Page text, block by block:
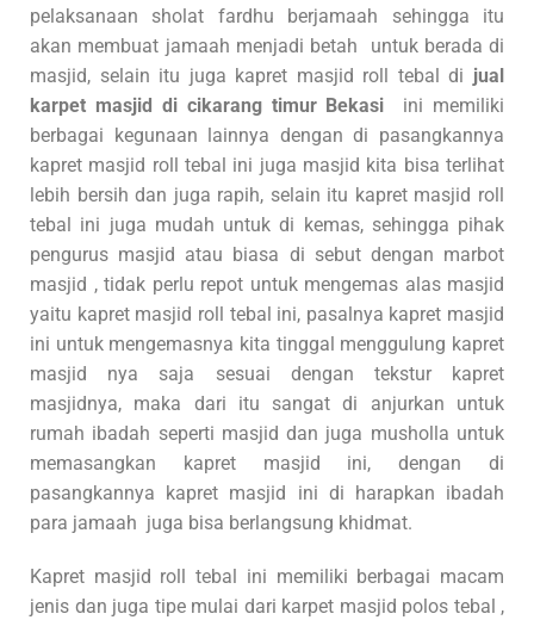
pelaksanaan sholat fardhu berjamaah sehingga itu
akan membuat jamaah menjadi betah untuk berada di
masjid, selain itu juga kapret masjid roll tebal di jual
karpet masjid di cikarang timur Bekasi ini memiliki
berbagai kegunaan lainnya dengan di pasangkannya
kapret masjid roll tebal ini juga masjid kita bisa terlihat
lebih bersih dan juga rapih, selain itu kapret masjid roll
tebal ini juga mudah untuk di kemas, sehingga pihak
pengurus masjid atau biasa di sebut dengan marbot
masjid , tidak perlu repot untuk mengemas alas masjid
yaitu kapret masjid roll tebal ini, pasalnya kapret masjid
ini untuk mengemasnya kita tinggal menggulung kapret
masjid nya saja sesuai dengan tekstur kapret
masjidnya, maka dari itu sangat di anjurkan untuk
rumah ibadah seperti masjid dan juga musholla untuk
memasangkan kapret masjid ini, dengan di
pasangkannya kapret masjid ini di harapkan ibadah
para jamaah juga bisa berlangsung khidmat.
Kapret masjid roll tebal ini memiliki berbagai macam
jenis dan juga tipe mulai dari karpet masjid polos tebal ,